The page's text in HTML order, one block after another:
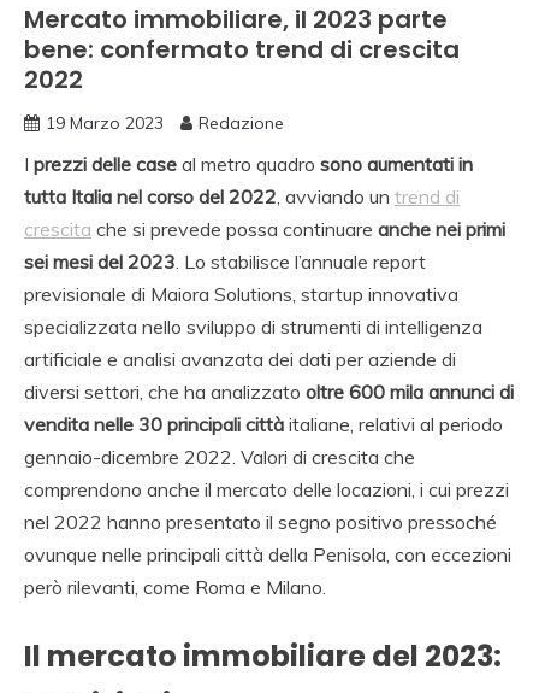
Mercato immobiliare, il 2023 parte
bene: confermato trend di crescita
2022
19 Marzo 2023 Redazione
I prezzi delle case al metro quadro sono aumentati in
tutta Italia nel corso del 2022 , avviando un trend di
crescita che si prevede possa continuare anche nei primi
sei mesi del 2023 . Lo stabilisce l’annuale report
previsionale di Maiora Solutions, startup innovativa
specializzata nello sviluppo di strumenti di intelligenza
artificiale e analisi avanzata dei dati per aziende di
diversi settori, che ha analizzato oltre 600 mila annunci di
vendita nelle 30 principali città italiane, relativi al periodo
gennaio-dicembre 2022. Valori di crescita che
comprendono anche il mercato delle locazioni, i cui prezzi
nel 2022 hanno presentato il segno positivo pressoché
ovunque nelle principali città della Penisola, con eccezioni
però rilevanti, come Roma e Milano.
Il mercato immobiliare del 2023: